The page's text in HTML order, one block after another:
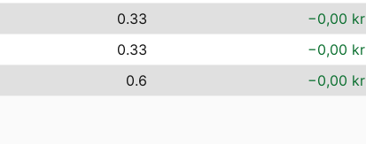
0.33 −0,00 kr
0.33 −0,00 kr
0.6 −0,00 kr